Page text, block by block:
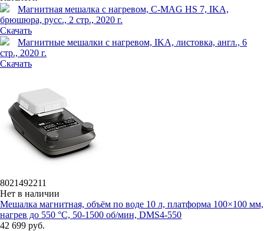
Магнитная мешалка с нагревом, C-MAG HS 7, IKA,
брюшюра, русс., 2 стр., 2020 г.
Скачать
Магнитные мешалки с нагревом, IKA, листовка, англ., 6
стр., 2020 г.
Скачать
8021492211
Нет в наличии
Мешалка магнитная, объём по воде 10 л, платформа 100×100 мм,
нагрев до 550 °С, 50-1500 об/мин, DMS4-550
42 699 руб.